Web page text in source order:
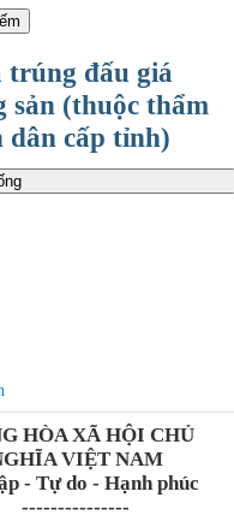
trúng đấu giá
sản (thuộc thẩm
dân cấp tỉnh)
HÒA XÃ HỘI CHỦ
VIỆT NAM
- Tự do - Hạnh phúc
---------------